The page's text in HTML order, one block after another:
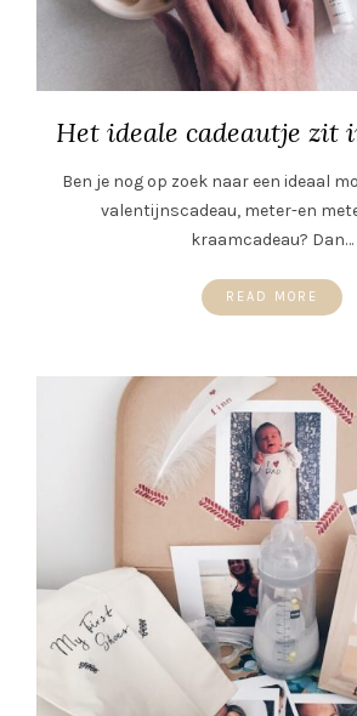
Het ideale cadeautje zit
Ben je nog op zoek naar een ideaal
valentijnscadeau, meter-en
kraamcadeau? Dan…
READ MORE